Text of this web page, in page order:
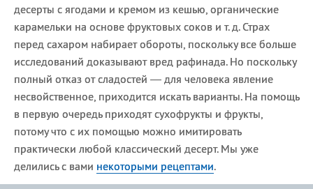
десерты с ягодами и кремом из кешью, органические
карамельки на основе фруктовых соков и т. д. Страх
перед сахаром набирает обороты, поскольку все больше
исследований доказывают вред рафинада. Но поскольку
полный отказ от сладостей — для человека явление
несвойственное, приходится искать варианты. На помощь
в первую очередь приходят сухофрукты и фрукты,
потому что с их помощью можно имитировать
практически любой классический десерт. Мы уже
делились с вами некоторыми рецептами.